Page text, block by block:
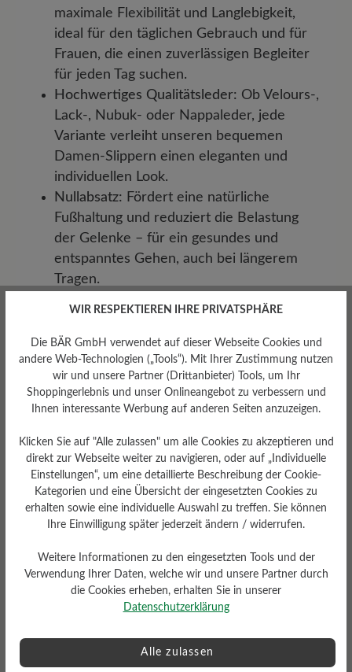
maximale Flexibilität und Langlebigkeit,
ideal für den täglichen Gebrauch und für
Frauen, die einen zuverlässigen Begleiter
für jeden Tag suchen.
Hochwertiges Qualitätsleder: Ob Velours-,
Lack-, Nubuk- oder Nappaleder, jede
Variante verleiht unseren bequemen
Damen-Slippern einen eleganten und
individuellen Look.
Nullabsatz: Fördert eine natürliche
Fußhaltung und reduziert die Belastung
der Gelenke – für ein gesundes und
entspanntes Gehen, auch bei längerem
Tragen.
Bequeme Damen-
Slipper und
Pantoletten für jeden
Unsere BÄR Slipper für Damen bieten eine
große Auswahl an Farben und Modellen, die
genau auf die Bedürfnisse und Vorlieben von
Frauen abgestimmt sind. Wählen Sie aus
zeitlose Eleganz verkörpern, oder setzen Sie
sanfte Farben wie Beige, Hellblau und
für einen femininen Look. Wenn Sie es
kräftige Rot- und Blautönezur Verfügung.
WIR RESPEKTIEREN IHRE PRIVATSPHÄRE
Die BÄR GmbH verwendet auf dieser Webseite Cookies und
andere Web-Technologien („Tools“). Mit Ihrer Zustimmung nutzen
wir und unsere Partner (Drittanbieter) Tools, um Ihr
Shoppingerlebnis und unser Onlineangebot zu verbessern und
Ihnen interessante Werbung auf anderen Seiten anzuzeigen.
Klicken Sie auf "Alle zulassen" um alle Cookies zu akzeptieren und
direkt zur Webseite weiter zu navigieren, oder auf „Individuelle
Einstellungen“, um eine detaillierte Beschreibung der Cookie-
Kategorien und eine Übersicht der eingesetzten Cookies zu
erhalten sowie eine individuelle Auswahl zu treffen. Sie können
Ihre Einwilligung später jederzeit ändern / widerrufen.
Weitere Informationen zu den eingesetzten Tools und der
Verwendung Ihrer Daten, welche wir und unsere Partner durch
die Cookies erheben, erhalten Sie in unserer
Datenschutzerklärung
Alle zulassen